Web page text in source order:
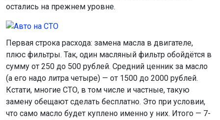
остались на прежнем уровне.
Первая строка расхода: замена масла в двигателе,
плюс фильтры. Так, один масляный фильтр обойдётся в
сумму от 250 до 500 рублей. Средний ценник за масло
(а его надо литра четыре) — от 1500 до 2000 рублей.
Кстати, многие СТО, в том числе и частные, такую
замену обещают сделать бесплатно. Это при условии,
что само масло будет куплено именно у них. Итого — 7-